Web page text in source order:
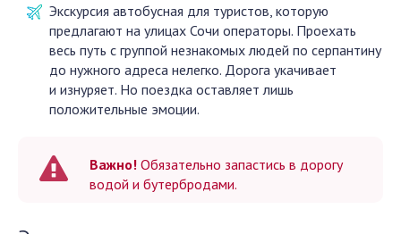
Экскурсия автобусная для туристов, которую
предлагают на улицах Сочи операторы. Проехать
весь путь с группой незнакомых людей по серпантину
до нужного адреса нелегко. Дорога укачивает
и изнуряет. Но поездка оставляет лишь
положительные эмоции.
Важно! Обязательно запастись в дорогу
водой и бутербродами.